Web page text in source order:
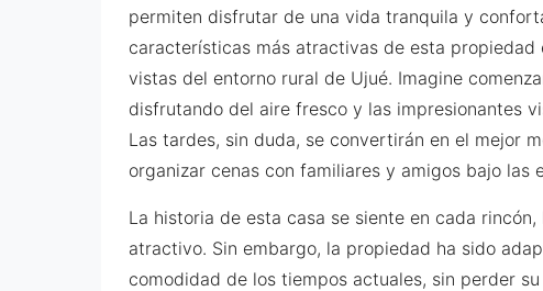
permiten disfrutar de una vida tranquila y
características más atractivas de esta
vistas del entorno rural de Ujué. Imagine
disfrutando del aire fresco y las impresionantes
Las tardes, sin duda, se convertirán en el mejor
organizar cenas con familiares y amigos bajo las
La historia de esta casa se siente en cada
atractivo. Sin embargo, la propiedad ha sido
comodidad de los tiempos actuales, sin perder